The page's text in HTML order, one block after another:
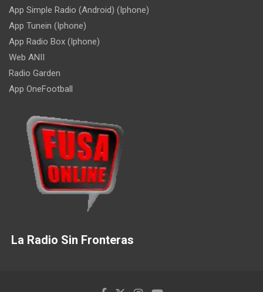
App Simple Radio (Android) (Iphone)
App Tunein (Iphone)
App Radio Box (Iphone)
Web ANII
Radio Garden
App OneFootball
La Radio Sin Fronteras